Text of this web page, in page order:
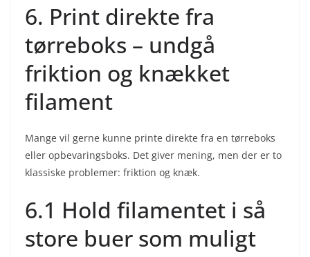
6. Print direkte fra
tørreboks – undgå
friktion og knækket
filament
Mange vil gerne kunne printe direkte fra en tørreboks
eller opbevaringsboks. Det giver mening, men der er to
klassiske problemer: friktion og knæk.
6.1 Hold filamentet i så
store buer som muligt